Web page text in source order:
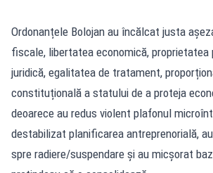
Ordonanțele Bolojan au încălcat justa
fiscale, libertatea economică,
juridică, egalitatea de tratament,
constituțională a statului de a proteja
deoarece au redus violent plafonul
destabilizat planificarea antreprenorială,
spre radiere/suspendare și au micșorat